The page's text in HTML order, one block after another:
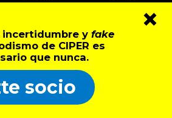
incertidumbre y fake
de CIPER es
que nunca.
socio
×
Al Plebiscito
con CIPER